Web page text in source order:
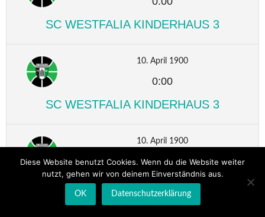
SC WESTFALIA KINDERHAUS 3
10. April 1900
0:00
SC WESTFALIA KINDERHAUS 3
10. April 1900
0:00
SC WESTFALIA KINDERHAUS 3
Diese Website benutzt Cookies. Wenn du die Website weiter
nutzt, gehen wir von deinem Einverständnis aus.
OK Datenschutzerklärung